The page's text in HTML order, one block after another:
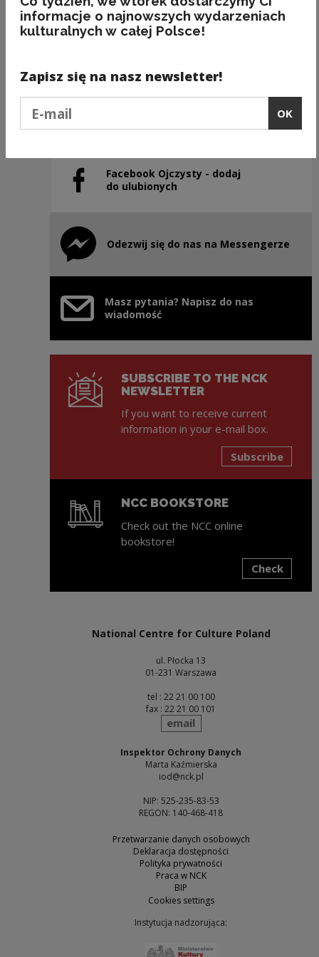
Note, the link will open in a new window
Facebook Ojczysty - dodaj
do ulubionych
Note, the link will open in a new window
Odezwij się do nas na Messengerze
Note, the link will open in a new window
Masz pytania? Napisz do nas
wiadomość
SUBSCRIBE TO THE NCK
NEWSLETTER
If you want to receive current
information in your e-mail box.
Subscribe
NCC BOOKSTORE
Check out the NCC online
bookstore!
Check
National Centre for Culture Poland
ul. Płocka 13
01-231 Warszawa
tel : 22 21 00 100
fax : 22 21 00 101
send
email
Inspektor Ochrony Danych
Marta Kaźmierska
iod@nck.pl
NIP: 525-235-83-53
REGON: 140-468-418
Przetwarzanie danych osobowych
Deklaracja dostępności
Polityka prywatności
Praca w NCK
BIP
Cookies settings
Instytucja nadzorująca:
informacje o najnowszych wydarzeniach
kulturalnych w całej Polsce!
Zapisz się na nasz newsletter!
OK